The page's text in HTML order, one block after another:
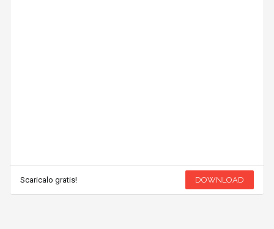
Scaricalo gratis! DOWNLOAD